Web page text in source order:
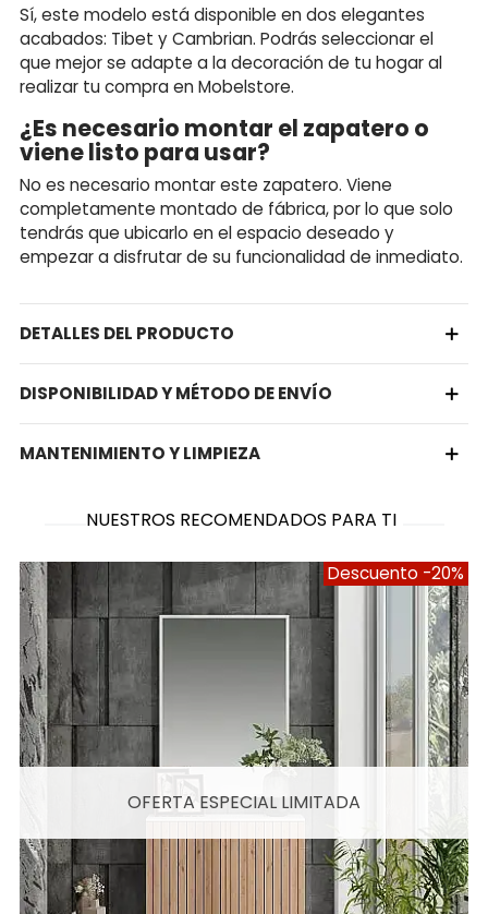
Sí, este modelo está disponible en dos elegantes
acabados: Tibet y Cambrian. Podrás seleccionar el
que mejor se adapte a la decoración de tu hogar al
realizar tu compra en Mobelstore.
¿Es necesario montar el zapatero o
viene listo para usar?
No es necesario montar este zapatero. Viene
completamente montado de fábrica, por lo que solo
tendrás que ubicarlo en el espacio deseado y
empezar a disfrutar de su funcionalidad de inmediato.
DETALLES DEL PRODUCTO
DISPONIBILIDAD Y MÉTODO DE ENVÍO
MANTENIMIENTO Y LIMPIEZA
NUESTROS RECOMENDADOS PARA TI
Descuento -20%
OFERTA ESPECIAL LIMITADA